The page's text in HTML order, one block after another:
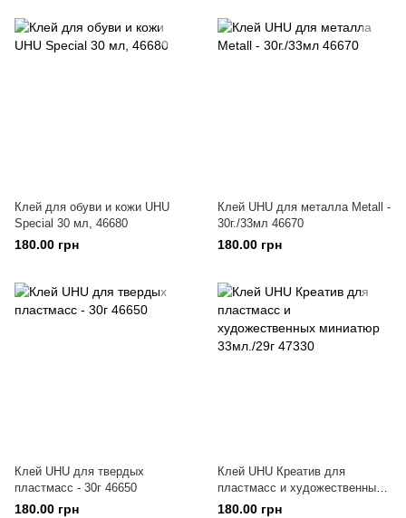
Клей для обуви и кожи UHU
Special 30 мл, 46680
180.00 грн
Клей UHU для металла Metall -
30г./33мл 46670
180.00 грн
Клей UHU для твердых
пластмасс - 30г 46650
180.00 грн
Клей UHU Креатив для
пластмасс и художественных
миниатюр 33мл./29г 47330
180.00 грн